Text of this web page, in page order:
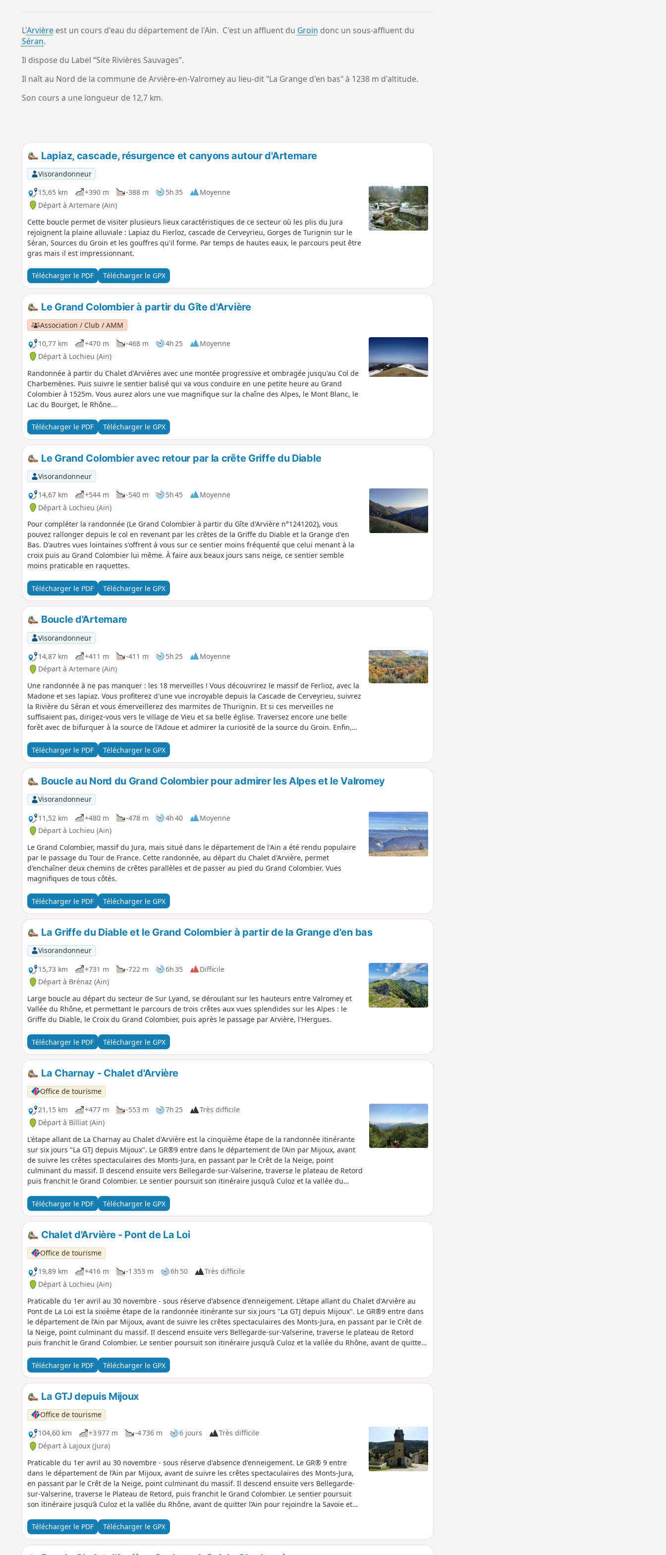
a
p
o
L'Arvière est un cours d'eau du département de l'Ain. C'est un affluent du Groin donc un sous-affluent du
Séran.
Il dispose du Label “Site Rivières Sauvages”.
Il naît au Nord de la commune de Arvière-en-Valromey au lieu-dit "La Grange d'en bas" à 1238 m d'altitude.
Son cours a une longueur de 12,7 km.
Lapiaz, cascade, résurgence et canyons autour d'Artemare
Visorandonneur
15,65 km
+390 m -388 m 5h 35
Moyenne
Départ à Artemare (Ain)
Cette boucle permet de visiter plusieurs lieux caractéristiques de ce secteur où les plis du Jura
rejoignent la plaine alluviale : Lapiaz du Fierloz, cascade de Cerveyrieu, Gorges de Turignin sur le
Séran, Sources du Groin et les gouffres qu'il forme. Par temps de hautes eaux, le parcours peut être
gras mais il est impressionnant.
Télécharger le PDF Télécharger le GPX
Le Grand Colombier à partir du Gîte d'Arvière
Association / Club / AMM
10,77 km
+470 m -468 m 4h 25
Moyenne
Départ à Lochieu (Ain)
Randonnée à partir du Chalet d'Arvières avec une montée progressive et ombragée jusqu'au Col de
Charbemènes. Puis suivre le sentier balisé qui va vous conduire en une petite heure au Grand
Colombier à 1525m. Vous aurez alors une vue magnifique sur la chaîne des Alpes, le Mont Blanc, le
Lac du Bourget, le Rhône...
Télécharger le PDF Télécharger le GPX
Le Grand Colombier avec retour par la crête Griffe du Diable
Visorandonneur
14,67 km
+544 m -540 m 5h 45
Moyenne
Départ à Lochieu (Ain)
Pour compléter la randonnée (Le Grand Colombier à partir du Gîte d'Arvière n°1241202), vous
pouvez rallonger depuis le col en revenant par les crêtes de la Griffe du Diable et la Grange d'en
Bas. D'autres vues lointaines s'offrent à vous sur ce sentier moins fréquenté que celui menant à la
croix puis au Grand Colombier lui même. À faire aux beaux jours sans neige, ce sentier semble
moins praticable en raquettes.
Télécharger le PDF Télécharger le GPX
Boucle d'Artemare
Visorandonneur
14,87 km
+411 m -411 m 5h 25
Moyenne
Départ à Artemare (Ain)
Une randonnée à ne pas manquer : les 18 merveilles ! Vous découvrirez le massif de Ferlioz, avec la
Madone et ses lapiaz. Vous profiterez d'une vue incroyable depuis la Cascade de Cerveyrieu, suivrez
la Rivière du Séran et vous émerveillerez des marmites de Thurignin. Et si ces merveilles ne
suffisaient pas, dirigez-vous vers le village de Vieu et sa belle église. Traversez encore une belle
forêt avec de bifurquer à la source de l'Adoue et admirer la curiosité de la source du Groin. Enfin,
Télécharger le PDF
Télécharger le GPX
Boucle au Nord du Grand Colombier pour admirer les Alpes et le Valromey
Visorandonneur
11,52 km
+480 m -478 m 4h 40
Moyenne
Départ à Lochieu (Ain)
Le Grand Colombier, massif du Jura, mais situé dans le département de l'Ain a été rendu populaire
par le passage du Tour de France. Cette randonnée, au départ du Chalet d'Arvière, permet
d'enchaîner deux chemins de crêtes parallèles et de passer au pied du Grand Colombier. Vues
magnifiques de tous côtés.
Télécharger le PDF Télécharger le GPX
La Griffe du Diable et le Grand Colombier à partir de la Grange d'en bas
Visorandonneur
15,73 km
+731 m -722 m 6h 35
Difficile
Départ à Brénaz (Ain)
Large boucle au départ du secteur de Sur Lyand, se déroulant sur les hauteurs entre Valromey et
Vallée du Rhône, et permettant le parcours de trois crêtes aux vues splendides sur les Alpes : le
Griffe du Diable, le Croix du Grand Colombier, puis après le passage par Arvière, l'Hergues.
Télécharger le PDF Télécharger le GPX
La Charnay - Chalet d'Arvière
Office de tourisme
21,15 km
+477 m -553 m 7h 25
Très difficile
Départ à Billiat (Ain)
L'étape allant de La Charnay au Chalet d'Arvière est la cinquième étape de la randonnée itinérante
sur six jours "La GTJ depuis Mijoux". Le GR®9 entre dans le département de l’Ain par Mijoux, avant
de suivre les crêtes spectaculaires des Monts-Jura, en passant par le Crêt de la Neige, point
culminant du massif. Il descend ensuite vers Bellegarde-sur-Valserine, traverse le plateau de Retord
puis franchit le Grand Colombier. Le sentier poursuit son itinéraire jusqu’à Culoz et la vallée du
du parcours traverse la Réserve Naturelle Nationale de la Haute Chaîne du Jura, soumise à une
réglementation spécifique : les chiens sont interdits, même tenus en laisse, ainsi que le bivouac en
tente. Merci de respecter ces règles pour préserver la richesse de cet environnement exceptionnel.
Télécharger le PDF Télécharger le GPX
Chalet d'Arvière - Pont de La Loi
Office de tourisme
19,89 km
+416 m -1 353 m 6h 50
Très difficile
Départ à Lochieu (Ain)
Praticable du 1er avril au 30 novembre - sous réserve d'absence d'enneigement. L'étape allant du Chalet d'Arvière au
Pont de La Loi est la sixième étape de la randonnée itinérante sur six jours "La GTJ depuis Mijoux". Le GR®9 entre dans
le département de l’Ain par Mijoux, avant de suivre les crêtes spectaculaires des Monts-Jura, en passant par le Crêt de
la Neige, point culminant du massif. Il descend ensuite vers Bellegarde-sur-Valserine, traverse le plateau de Retord
puis franchit le Grand Colombier. Le sentier poursuit son itinéraire jusqu’à Culoz et la vallée du Rhône, avant de quitter
Télécharger le PDF
Télécharger le GPX
La GTJ depuis Mijoux
Office de tourisme
104,60 km
+3 977 m -4 736 m 6 jours
Très difficile
Départ à Lajoux (Jura)
Praticable du 1er avril au 30 novembre - sous réserve d'absence d'enneigement. Le GR® 9 entre
dans le département de l’Ain par Mijoux, avant de suivre les crêtes spectaculaires des Monts-Jura,
en passant par le Crêt de la Neige, point culminant du massif. Il descend ensuite vers Bellegarde-
sur-Valserine, traverse le Plateau de Retord, puis franchit le Grand Colombier. Le sentier poursuit
son itinéraire jusqu’à Culoz et la vallée du Rhône, avant de quitter l’Ain pour rejoindre la Savoie et
la Haute Chaîne du Jura, soumise à une réglementation spécifique. Les chiens sont interdits, même
tenus en laisse, ainsi que le bivouac en tente. Merci de respecter ces règles pour préserver la
richesse de cet environnement exceptionnel.
Télécharger le PDF Télécharger le GPX